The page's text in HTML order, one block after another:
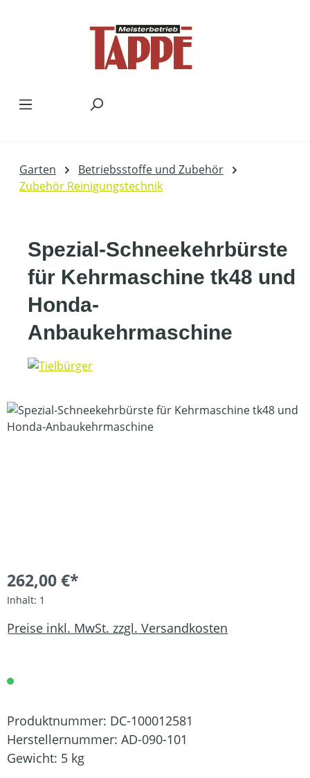
Garten
Betriebsstoffe und Zubehör
Zubehör Reinigungstechnik
Spezial-Schneekehrbürste
für Kehrmaschine tk48 und
Honda-
Anbaukehrmaschine
Bildergalerie überspringen
262,00 €*
Inhalt: 1
Preise inkl. MwSt. zzgl. Versandkosten
Produktnummer: DC-100012581
Herstellernummer: AD-090-101
Gewicht: 5 kg